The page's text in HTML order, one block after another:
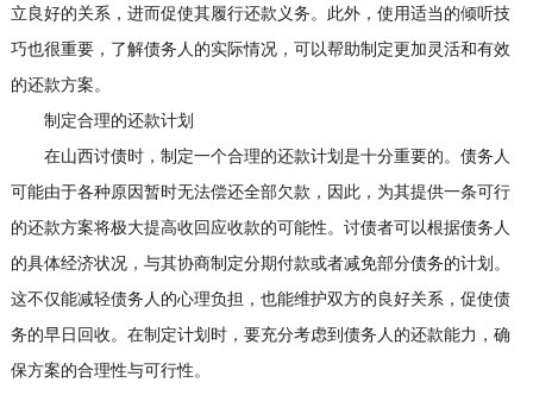
立良好的关系，进而促使其履行还款义务。此外，使用适当的倾听技
巧也很重要，了解债务人的实际情况，可以帮助制定更加灵活和有效
的还款方案。
制定合理的还款计划
在山西讨债时，制定一个合理的还款计划是十分重要的。债务人
可能由于各种原因暂时无法偿还全部欠款，因此，为其提供一条可行
的还款方案将极大提高收回应收款的可能性。讨债者可以根据债务人
的具体经济状况，与其协商制定分期付款或者减免部分债务的计划。
这不仅能减轻债务人的心理负担，也能维护双方的良好关系，促使债
务的早日回收。在制定计划时，要充分考虑到债务人的还款能力，确
保方案的合理性与可行性。